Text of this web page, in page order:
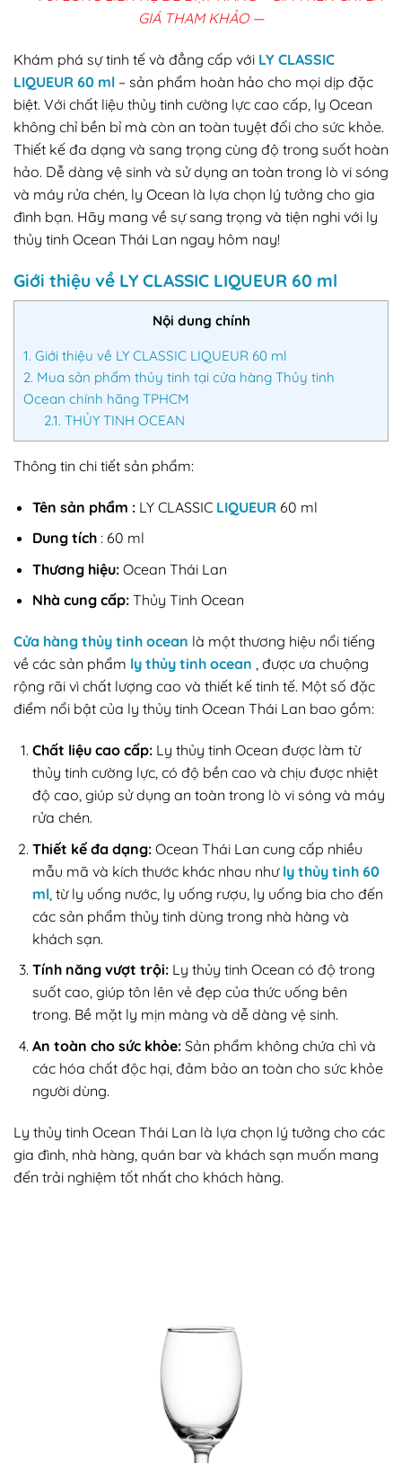
GIÁ THAM KHẢO —
Khám phá sự tinh tế và đẳng cấp với LY CLASSIC
LIQUEUR 60 ml – sản phẩm hoàn hảo cho mọi dịp đặc
biệt. Với chất liệu thủy tinh cường lực cao cấp, ly Ocean
không chỉ bền bỉ mà còn an toàn tuyệt đối cho sức khỏe.
Thiết kế đa dạng và sang trọng cùng độ trong suốt hoàn
hảo. Dễ dàng vệ sinh và sử dụng an toàn trong lò vi sóng
và máy rửa chén, ly Ocean là lựa chọn lý tưởng cho gia
đình bạn. Hãy mang về sự sang trọng và tiện nghi với ly
thủy tinh Ocean Thái Lan ngay hôm nay!
Giới thiệu về LY CLASSIC LIQUEUR 60 ml
Nội dung chính
1. Giới thiệu về LY CLASSIC LIQUEUR 60 ml
2. Mua sản phẩm thủy tinh tại cửa hàng Thủy tinh
Ocean chính hãng TPHCM
2.1. THỦY TINH OCEAN
Thông tin chi tiết sản phẩm:
Tên sản phẩm :LY CLASSIC LIQUEUR60 ml
Dung tích: 60 ml
Thương hiệu:Ocean Thái Lan
Nhà cung cấp:Thủy Tinh Ocean
Cửa hàng thủy tinh ocean là một thương hiệu nổi tiếng
về các sản phẩm ly thủy tinh ocean , được ưa chuộng
rộng rãi vì chất lượng cao và thiết kế tinh tế. Một số đặc
điểm nổi bật của ly thủy tinh Ocean Thái Lan bao gồm:
Chất liệu cao cấp: Ly thủy tinh Ocean được làm từ
thủy tinh cường lực, có độ bền cao và chịu được nhiệt
độ cao, giúp sử dụng an toàn trong lò vi sóng và máy
rửa chén.
Thiết kế đa dạng: Ocean Thái Lan cung cấp nhiều
mẫu mã và kích thước khác nhau như ly thủy tinh 60
ml, từ ly uống nước, ly uống rượu, ly uống bia cho đến
các sản phẩm thủy tinh dùng trong nhà hàng và
khách sạn.
Tính năng vượt trội:Ly thủy tinh Ocean có độ trong
suốt cao, giúp tôn lên vẻ đẹp của thức uống bên
trong. Bề mặt ly mịn màng và dễ dàng vệ sinh.
An toàn cho sức khỏe: Sản phẩm không chứa chì và
các hóa chất độc hại, đảm bảo an toàn cho sức khỏe
người dùng.
Ly thủy tinh Ocean Thái Lan là lựa chọn lý tưởng cho các
gia đình, nhà hàng, quán bar và khách sạn muốn mang
đến trải nghiệm tốt nhất cho khách hàng.